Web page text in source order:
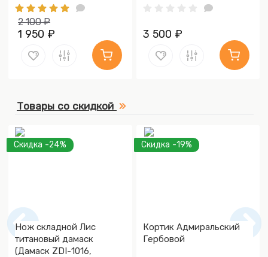
2 100 ₽
1 950 ₽ 3 500 ₽
Товары со скидкой
Скидка -24%
Нож складной Лис
титановый дамаск
(Дамаск ZDI-1016,
Скидка -19%
Кортик Адмиральский
Гербовой